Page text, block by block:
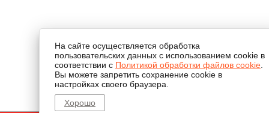
На сайте осуществляется обработка
пользовательских данных с использованием cookie в
соответствии с Политикой обработки файлов cookie
Вы можете запретить сохранение cookie в
настройках своего браузера.
Хорошо